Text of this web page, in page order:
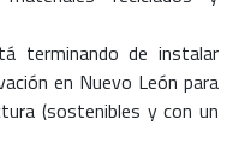
terminando de instalar
en Nuevo León para
(sostenibles y con un